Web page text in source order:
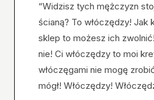
“Widzisz tych mężczyzn
ścianą? To włóczędzy! Jak
sklep to możesz ich
nie! Ci włóczędzy to moi
włóczęgami nie mogę
mógł! Włóczędzy!